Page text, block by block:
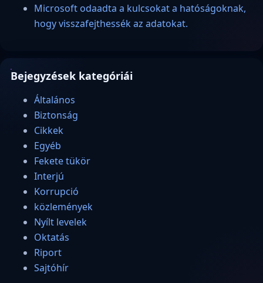
Microsoft odaadta a kulcsokat a hatóságoknak,
hogy visszafejthessék az adatokat.
Bejegyzések kategóriái
Általános
Biztonság
Cikkek
Egyéb
Fekete tükör
Interjú
Korrupció
közlemények
Nyílt levelek
Oktatás
Riport
Sajtóhír